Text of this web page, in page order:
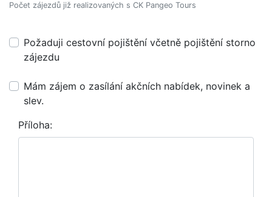
Počet zájezdů již realizovaných s CK Pangeo Tours
Požaduji cestovní pojištění včetně pojištění storno
zájezdu
Mám zájem o zasílání akčních nabídek, novinek a
slev.
Příloha: